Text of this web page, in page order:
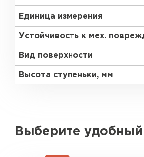
Единица измерения
Устойчивость к мех.
Вид поверхности
Высота ступеньки, мм
Выберите